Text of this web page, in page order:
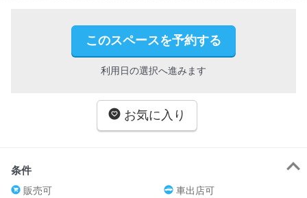
このスペースを予約する
利用日の選択へ進みます
お気に入り
条件
販売可
車出店可